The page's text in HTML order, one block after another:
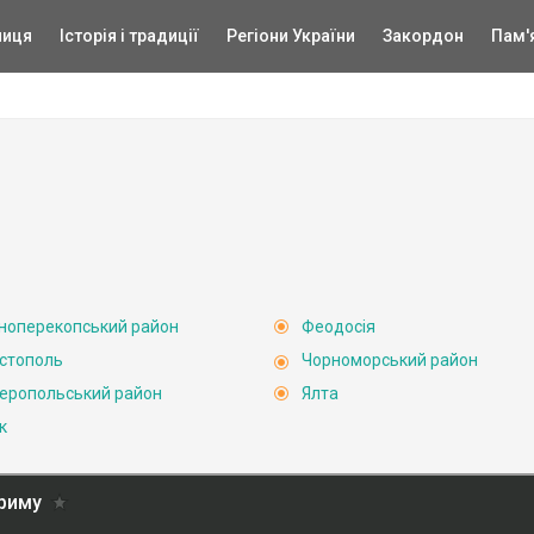
Історія і традиції Регіони України Закордон
район
район
Феодосія
Чорноморський район
Ялта